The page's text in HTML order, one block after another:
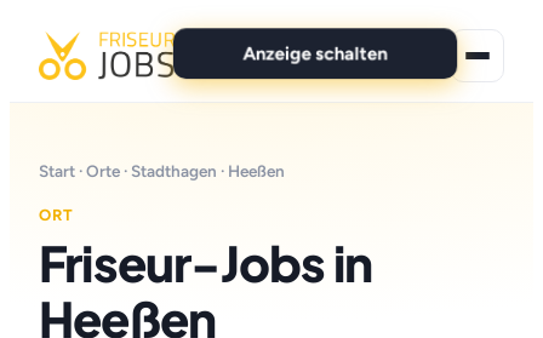
Anzeige schalten
Für Bewerber
Marken
Start ·Orte · Stadthagen · Heeßen
ORT
Friseur-Jobs in
Heeßen